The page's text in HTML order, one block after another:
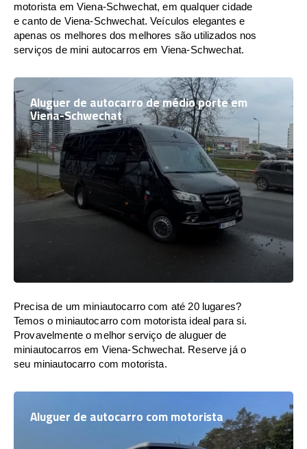
motorista em Viena-Schwechat, em qualquer cidade
e canto de Viena-Schwechat. Veículos elegantes e
apenas os melhores dos melhores são utilizados nos
serviços de mini autocarros em Viena-Schwechat.
Aluguer de autocarro de médio porte em
Viena-Schwechat
Precisa de um miniautocarro com até 20 lugares?
Temos o miniautocarro com motorista ideal para si.
Provavelmente o melhor serviço de aluguer de
miniautocarros em Viena-Schwechat. Reserve já o
seu miniautocarro com motorista.
Aluguer de autocarro com motorista